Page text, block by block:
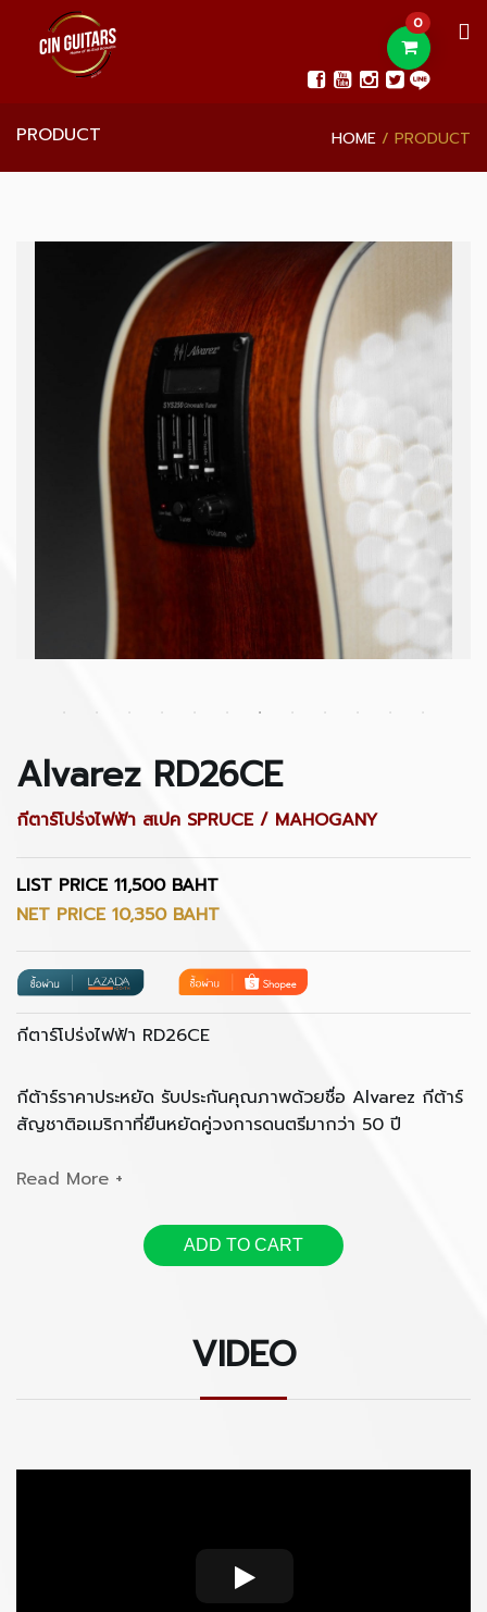
0
PRODUCT HOME PRODUCT
Alvarez RD26CE
กีตาร์โปร่งไฟฟ้า สเปค SPRUCE / MAHOGANY
LIST PRICE 11,500 BAHT
NET PRICE 10,350 BAHT
กีตาร์โปร่งไฟฟ้า RD26CE
กีต้าร์ราคาประหยัด รับประกันคุณภาพด้วยชื่อ Alvarez กีต้าร์
สัญชาติอเมริกาที่ยืนหยัดคู่วงการดนตรีมากว่า 50 ปี
- RD26CE เป็นกีตาร์ทรง Dreadnought
- ประกอบบอดี้จาก Spruce และ Mahogany เคลือบสีแบบ
- มาพร้อมกับ ปิ้คอัพ B-Band 4 Band EQ Preamp พร้อม
- มาพร้อมกับกระเป๋า Alvarez Deluxe Gig Bag ที่บุนวมอย่าง
ADD TO CART
VIDEO